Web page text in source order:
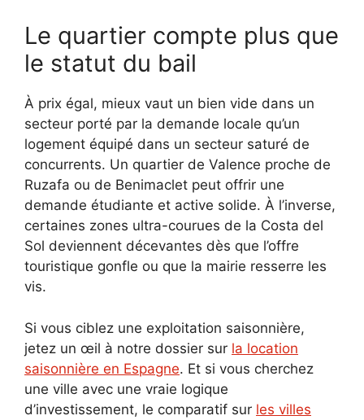
Le quartier compte plus que
le statut du bail
À prix égal, mieux vaut un bien vide dans un
secteur porté par la demande locale qu’un
logement équipé dans un secteur saturé de
concurrents. Un quartier de Valence proche de
Ruzafa ou de Benimaclet peut offrir une
demande étudiante et active solide. À l’inverse,
certaines zones ultra-courues de la Costa del
Sol deviennent décevantes dès que l’offre
touristique gonfle ou que la mairie resserre les
vis.
Si vous ciblez une exploitation saisonnière,
jetez un œil à notre dossier sur la location
saisonnière en Espagne. Et si vous cherchez
une ville avec une vraie logique
d’investissement, le comparatif sur les villes